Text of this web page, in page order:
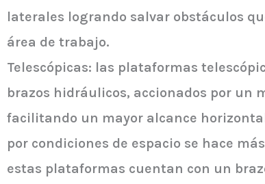
laterales logrando salvar obstáculos
área de trabajo.
Telescópicas: las plataformas
brazos hidráulicos, accionados por un
facilitando un mayor alcance
por condiciones de espacio se hace
estas plataformas cuentan con un